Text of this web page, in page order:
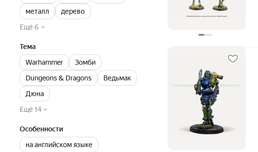
металл
дерево
Ещё 6
Тема
Warhammer
Зомби
Dungeons & Dragons
Ведьмак
Дюна
Ещё 14
Особенности
на английском языке